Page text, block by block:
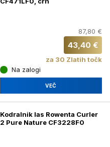
87,80 €
43,40 €
za 30 Zlatih točk
Na zalogi
VEČ
Kodralnik las Rowenta Curler
2 Pure Nature CF3228F0